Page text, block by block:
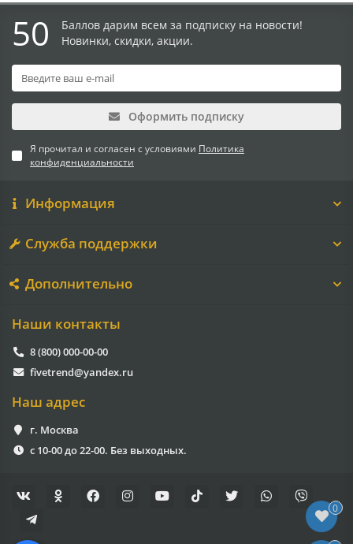
50
Баллов дарим всем за подписку на новости!
Новинки, скидки, акции.
Оформить подписку
Я прочитал и согласен с условиями Политика
конфиденциальности
Информация
Служба поддержки
Дополнительно
Наши контакты
8 (800) 000-00-00
fivetrend@yandex.ru
Наш адрес
г. Москва
с 10-00 до 22-00. Без выходных.
0